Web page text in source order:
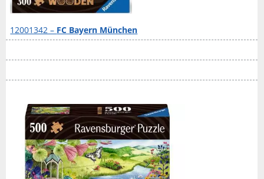
12001342 – FC Bayern München